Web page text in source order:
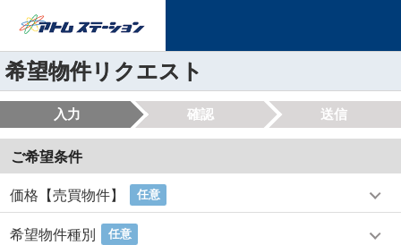
希望物件リクエスト
入力 確認 送信
ご希望条件
価格【売買物件】 任意
希望物件種別 任意